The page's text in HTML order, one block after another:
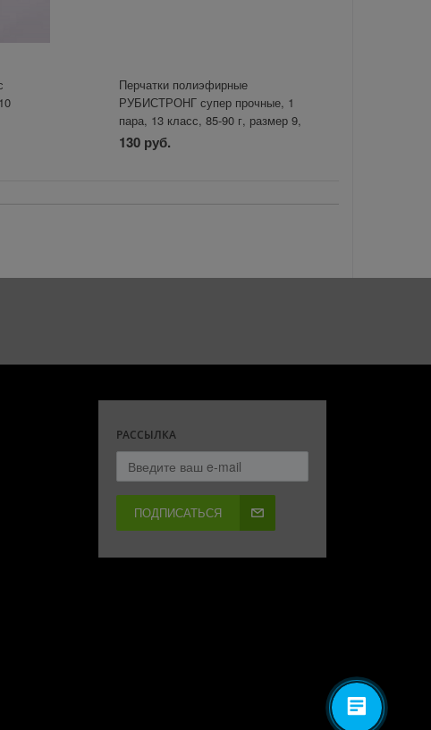
Перчатки полиэфирные
РУБИСТРОНГ супер прочные, 1
пара, 13 класс, 85-90 г, размер 9,
покрытие - облив
130 руб.
РАССЫЛКА
ПОДПИСАТЬСЯ